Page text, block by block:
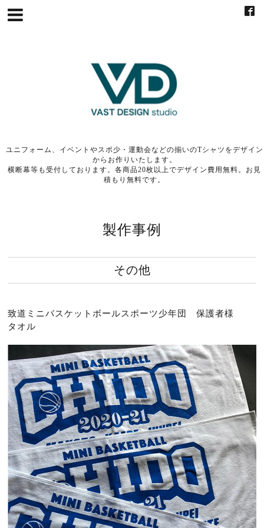
ユニフォーム、イベントやスポ少・運動会などの揃いのTシャツをデザイン
からお作りいたします。
横断幕等も受付しております。各商品20枚以上でデザイン費用無料。お見
積もり無料です。
製作事例
その他
致道ミニバスケットボールスポーツ少年団 保護者様
タオル